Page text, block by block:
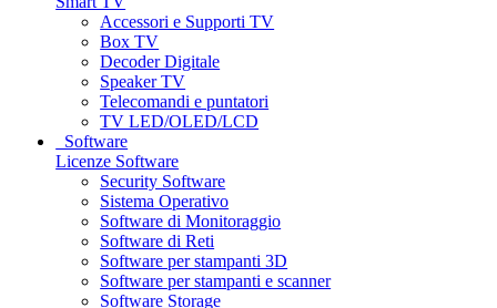
Accessori e Supporti TV
Box TV
Decoder Digitale
Speaker TV
Telecomandi e puntatori
TV LED/OLED/LCD
Software
Licenze Software
Security Software
Sistema Operativo
Software di Monitoraggio
Software di Reti
Software per stampanti 3D
Software per stampanti e scanner
Software Storage